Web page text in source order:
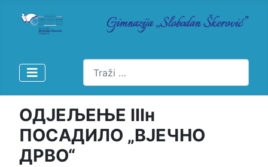
Pretraži
ОДЈЕЉЕЊЕ IIIн
ПОСАДИЛО „ВЈЕЧНО
ДРВО“